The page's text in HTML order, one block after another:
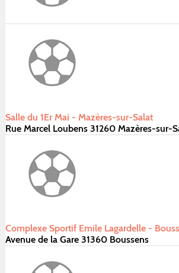
Salle du 1Er Mai - Mazères-sur-Salat
Rue Marcel Loubens 31260 Mazères-sur-
Complexe Sportif Emile Lagardelle -
Avenue de la Gare 31360 Boussens